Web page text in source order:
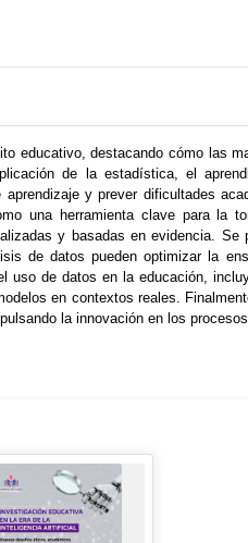
educativo, destacando cómo las
de la estadística, el
y prever dificultades
una herramienta clave para la
y basadas en evidencia. Se
de datos pueden optimizar la
de datos en la educación,
en contextos reales.
la innovación en los